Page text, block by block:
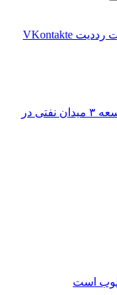
‫رددیت ‫VKontakte